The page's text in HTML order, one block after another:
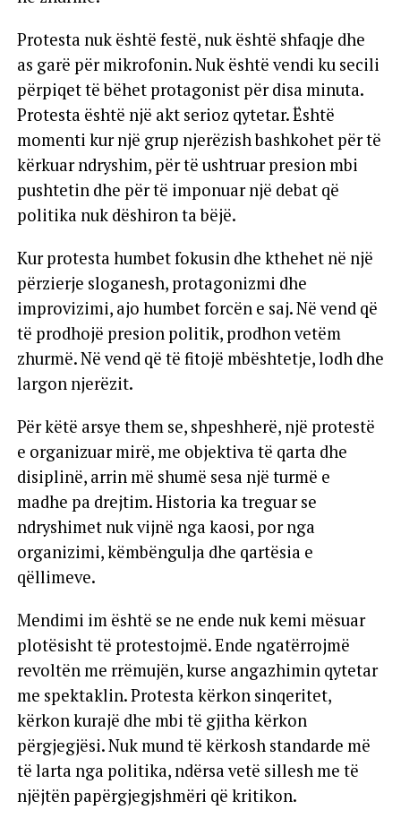
Protesta nuk është festë, nuk është shfaqje dhe
as garë për mikrofonin. Nuk është vendi ku secili
përpiqet të bëhet protagonist për disa minuta.
Protesta është një akt serioz qytetar. Është
momenti kur një grup njerëzish bashkohet për të
kërkuar ndryshim, për të ushtruar presion mbi
pushtetin dhe për të imponuar një debat që
politika nuk dëshiron ta bëjë.
Kur protesta humbet fokusin dhe kthehet në një
përzierje sloganesh, protagonizmi dhe
improvizimi, ajo humbet forcën e saj. Në vend që
të prodhojë presion politik, prodhon vetëm
zhurmë. Në vend që të fitojë mbështetje, lodh dhe
largon njerëzit.
Për këtë arsye them se, shpeshherë, një protestë
e organizuar mirë, me objektiva të qarta dhe
disiplinë, arrin më shumë sesa një turmë e
madhe pa drejtim. Historia ka treguar se
ndryshimet nuk vijnë nga kaosi, por nga
organizimi, këmbëngulja dhe qartësia e
qëllimeve.
Mendimi im është se ne ende nuk kemi mësuar
plotësisht të protestojmë. Ende ngatërrojmë
revoltën me rrëmujën, kurse angazhimin qytetar
me spektaklin. Protesta kërkon sinqeritet,
kërkon kurajë dhe mbi të gjitha kërkon
përgjegjësi. Nuk mund të kërkosh standarde më
të larta nga politika, ndërsa vetë sillesh me të
njëjtën papërgjegjshmëri që kritikon.